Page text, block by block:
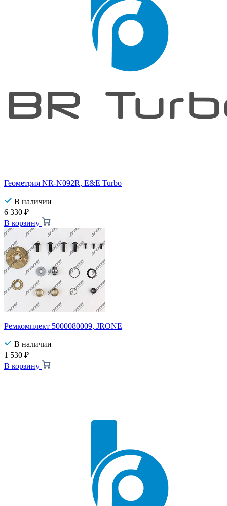
Геометрия NR-N092R, E&E Turbo
В наличии
6 330 ₽
В корзину
Ремкомплект 5000080009, JRONE
В наличии
1 530 ₽
В корзину